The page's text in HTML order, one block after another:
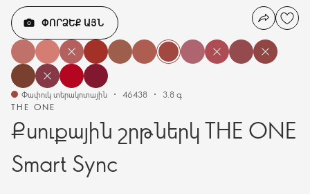
THE ONE
Քսուքային շրթներկ THE ONE
Smart Sync
ՓՈՐՁԵՔ ԱՅՆ
Փափուկ տերակոտային 46438 3.8 գ